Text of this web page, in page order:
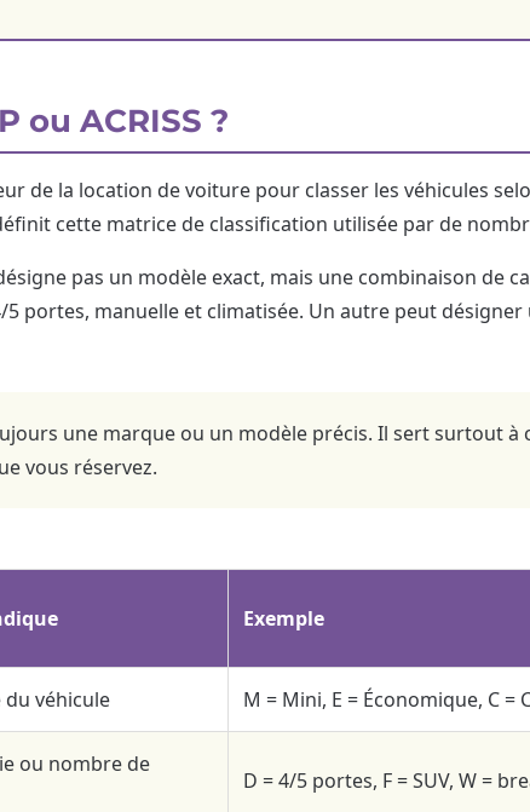
ou ACRISS ?
de la location de voiture pour classer les véhicules
cette matrice de classification utilisée par de
pas un modèle exact, mais une combinaison de
5 portes, manuelle et climatisée. Un autre peut
une marque ou un modèle précis. Il sert surtout
vous réservez.
Exemple
véhicule M = Mini, E = Économique, C =
ou nombre de
D = 4/5 portes, F = SUV, W =